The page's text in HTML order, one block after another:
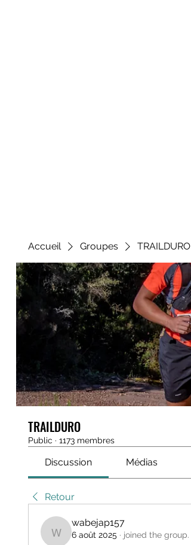
Accueil Groupes TRAILDURO
TRAILDURO
Public · 1173 membres
Discussion Médias
Retour
wabejap157
wabejap157
6 août 2025 · joined the group.